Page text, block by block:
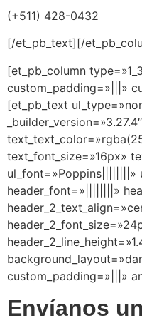
(+511) 428-0432
[/et_pb_text][/
[et_pb_column
custom_padding=»|||»
[et_pb_text
text_font_size=»16px»
ul_font=»Poppins||||||||»
header_font=»||||||||»
custom_padding=»|||»
Envíanos